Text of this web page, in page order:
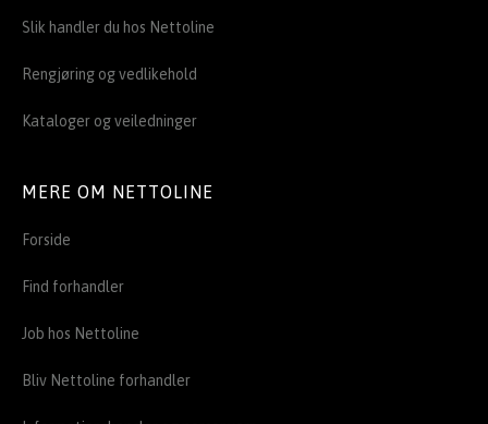
Slik handler du hos Nettoline
Rengjøring og vedlikehold
Kataloger og veiledninger
MERE OM NETTOLINE
Forside
Find forhandler
Job hos Nettoline
Bliv Nettoline forhandler